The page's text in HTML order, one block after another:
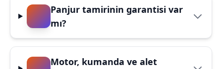
Panjur tamirinin garantisi var
mı?
Motor, kumanda ve alet